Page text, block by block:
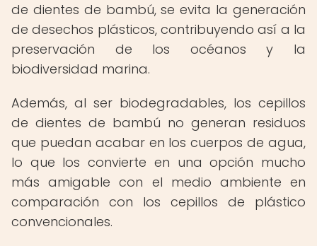
de dientes de bambú, se evita la generación
de desechos plásticos, contribuyendo así a la
preservación de los océanos y la
biodiversidad marina.
Además, al ser biodegradables, los cepillos
de dientes de bambú no generan residuos
que puedan acabar en los cuerpos de agua,
lo que los convierte en una opción mucho
más amigable con el medio ambiente en
comparación con los cepillos de plástico
convencionales.